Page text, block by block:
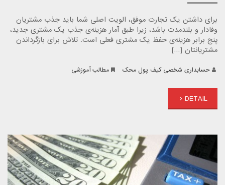
برای داشتن یک تجارت موفق، الویت اصلی شما باید جذب مشتریان
وفادار و بلندمدت باشد، زیرا طبق آمار هزینه‌ی جذب یک مشتری جدید،
پنج برابر هزینه‌ی حفظ یک مشتری فعلی است. تلاش برای بازگرداندن
مشتریانتان […]
حسابداری شخصی کیف پول محک مطالب آموزشی
DETAIL